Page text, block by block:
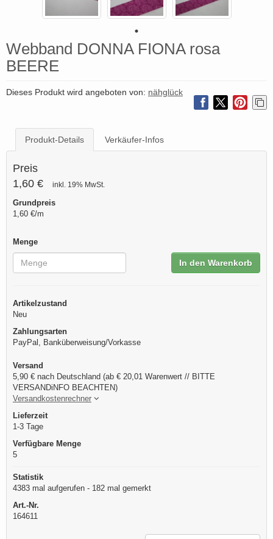
Webband DONNA FIONA rosa
BEERE
Dieses Produkt wird angeboten von: nähglück
Produkt-Details Verkäufer-Infos
Preis
1,60 €
inkl. 19% MwSt.
Grundpreis
1,60 €/m
Menge
In den Warenkorb
Artikelzustand
Neu
Zahlungsarten
PayPal, Banküberweisung/Vorkasse
Versand
5,90 € nach Deutschland (ab € 20,01 Warenwert // BITTE
VERSANDiNFO BEACHTEN)
Versandkostenrechner
Lieferzeit
1-3 Tage
Verfügbare Menge
5
Statistik
4383 mal aufgerufen - 182 mal gemerkt
Art.-Nr.
164611